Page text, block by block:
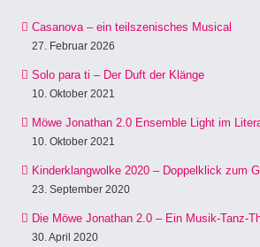
Casanova – ein teilszenisches Musical
27. Februar 2026
Solo para ti – Der Duft der Klänge
10. Oktober 2021
Möwe Jonathan 2.0 Ensemble Light im
10. Oktober 2021
Kinderklangwolke 2020 – Doppelklick zum
23. September 2020
Die Möwe Jonathan 2.0 – Ein Musik-Tanz-
30. April 2020